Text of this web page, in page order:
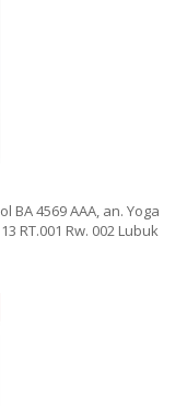
BA 4569 AAA, an. Yoga
RT.001 Rw. 002 Lubuk